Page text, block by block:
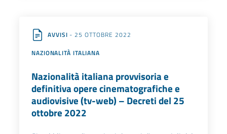
AVVISI - 25 OTTOBRE 2022
NAZIONALITÀ ITALIANA
Nazionalità italiana provvisoria e
definitiva opere cinematografiche e
audiovisive (tv-web) – Decreti del 25
ottobre 2022